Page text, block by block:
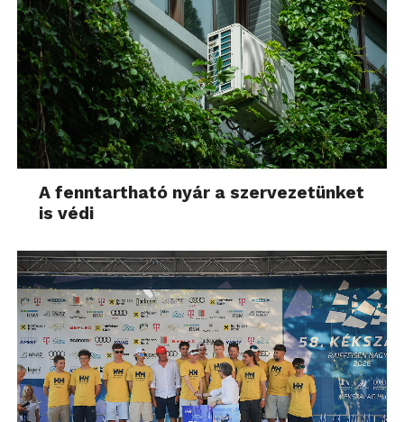
A fenntartható nyár a szervezetünket
is védi